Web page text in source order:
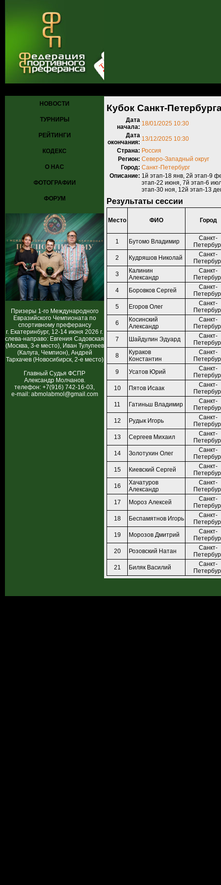
НОВОСТИ
ТУРНИРЫ
РЕЙТИНГИ
КОДЕКС
О НАС
ФОТОГРАФИИ
ФОРУМ
Призеры 1-го Международного
Евразийского Чемпионата по
спортивному преферансу
г. Екатеринбург, 12-14 июня 2026 г.
слева-направо: Евгения Садовская
(Москва, 3-е место), Иван Тулупеев
(Калуга, Чемпион), Андрей
Тархачев (Новосибирск, 2-е место)
Главный Судья ФСПР
Александр Молчанов.
телефон: +7(916) 742-16-03,
e-mail: abmolabmol@gmail.com
Кубок Санкт-
Дата
начала: 18/01/2025 10:30
Дата
окончания: 13/12/2025 10:30
Страна: Россия
Регион: Северо-Западный округ
Город: Санкт-Петербург
Описание: 1й этап-18 янв, 2й этап-9
этап-22 июня, 7й этап-6
этап-30 ноя, 12й этап-13
Результаты сессии
Место ФИО Город
1 Бутомо Владимир
Санкт-
2
Кудряшов Николай
Санкт-
3
Калинин
Александр
Санкт-
4
Боровков Сергей
Санкт-
5
Егоров Олег
Санкт-
6
Косинский
Александр
Санкт-
7
Шайдулин Эдуард
Санкт-
8
Кураков
Константин
Санкт-
9
Усатов Юрий
Санкт-
10
Пятов Исаак
Санкт-
11
Гатиньш Владимир
Санкт-
12
Рудык Игорь
Санкт-
13
Сергеев Михаил
Санкт-
14
Золотухин Олег
Санкт-
15
Киевский Сергей
Санкт-
16
Хачатуров
Александр
Санкт-
17
Мороз Алексей
Санкт-
18
Беспамятнов Игорь
Санкт-
19
Морозов Дмитрий
Санкт-
20
Розовский Натан
Санкт-
21
Биляк Василий
Санкт-